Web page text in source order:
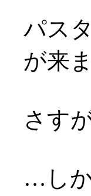
パス
が来
さす
…し